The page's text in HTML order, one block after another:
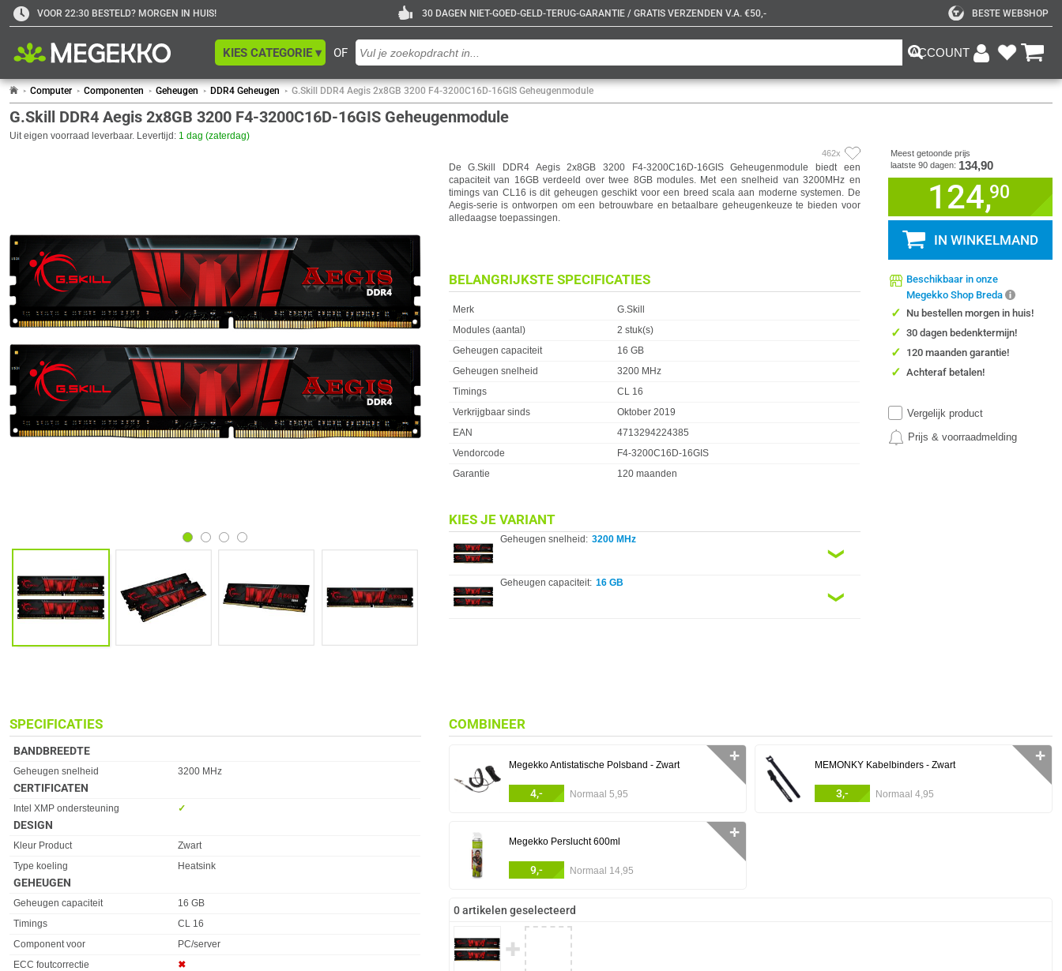
VOOR 22:30 BESTELD? MORGEN IN HUIS! 30 DAGEN NIET-GOED-GELD-TERUG-GARANTIE / GRATIS VERZENDEN V.A. €50,- BESTE WEBSHOP
OF
KIES CATEGORIE ▾ ACCOUNT
Computer Componenten Geheugen DDR4 Geheugen G.Skill DDR4 Aegis 2x8GB 3200 F4-3200C16D-16GIS Geheugenmodule
G.Skill DDR4 Aegis 2x8GB 3200 F4-3200C16D-16GIS Geheugenmodule
Uit eigen voorraad leverbaar. Levertijd: 1 dag (zaterdag)
462x
De G.Skill DDR4 Aegis 2x8GB 3200 F4-3200C16D-16GIS Geheugenmodule biedt een
capaciteit van 16GB verdeeld over twee 8GB modules. Met een snelheid van 3200MHz en
timings van CL16 is dit geheugen geschikt voor een breed scala aan moderne systemen. De
Aegis-serie is ontworpen om een betrouwbare en betaalbare geheugenkeuze te bieden voor
alledaagse toepassingen.
BELANGRIJKSTE SPECIFICATIES
Eigenschap
Merk
G.Skill
Modules (aantal)
2 stuk(s)
Geheugen capaciteit
16 GB
Geheugen snelheid
3200 MHz
Timings
CL 16
Verkrijgbaar sinds
Oktober 2019
EAN
4713294224385
Vendorcode
F4-3200C16D-16GIS
Garantie
120 maanden
KIES JE VARIANT
Geheugen snelheid: 3200 MHz
❮
Geheugen capaciteit: 16 GB
❮
Meest getoonde prijs
laatste 90 dagen: 134,90
124,90
IN WINKELMAND
Beschikbaar in onze
Megekko Shop Breda
✓ Nu bestellen morgen in huis!
✓ 30 dagen bedenktermijn!
✓ 120 maanden garantie!
✓ Achteraf betalen!
Vergelijk product
Prijs & voorraadmelding
SPECIFICATIES
BANDBREEDTE
Eigenschap Waarde
Geheugen snelheid 3200 MHz
CERTIFICATEN
Eigenschap Waarde
Intel XMP ondersteuning ✓︎
DESIGN
Eigenschap Waarde
Kleur Product
Zwart
Type koeling
Heatsink
GEHEUGEN
Eigenschap Waarde
Geheugen capaciteit
16 GB
Timings
CL 16
Component voor
PC/server
ECC foutcorrectie
✖︎
COMBINEER
Megekko Antistatische Polsband - Zwart
4,- Normaal 5,95
✛
MEMONKY Kabelbinders - Zwart
3,- Normaal 4,95
✛
Megekko Perslucht 600ml
9,- Normaal 14,95
✛
0 artikelen geselecteerd
✚